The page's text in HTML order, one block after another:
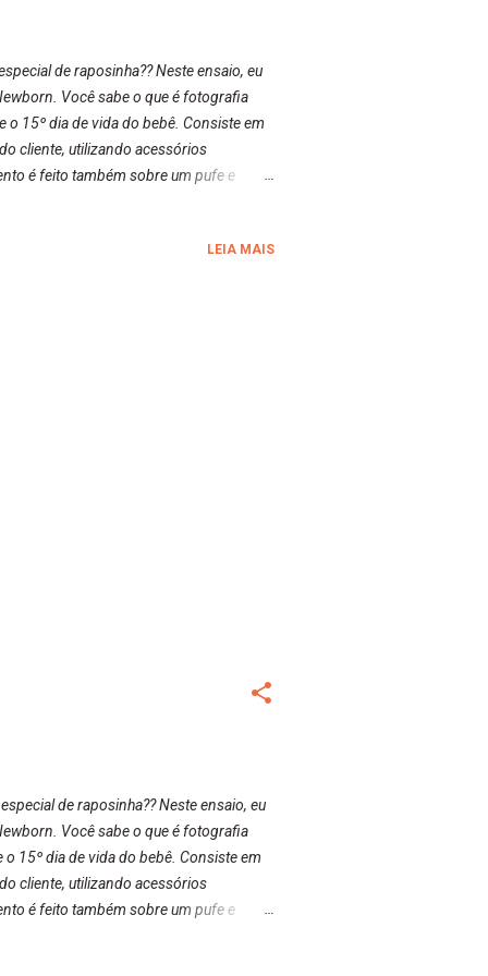
de raposinha?? Neste ensaio, eu
Você sabe o que é fotografia
15º dia de vida do bebê. Consiste em
cliente, utilizando acessórios
é feito também sobre um pufe e
LEIA MAIS
de raposinha?? Neste ensaio, eu
Você sabe o que é fotografia
15º dia de vida do bebê. Consiste em
cliente, utilizando acessórios
é feito também sobre um pufe e